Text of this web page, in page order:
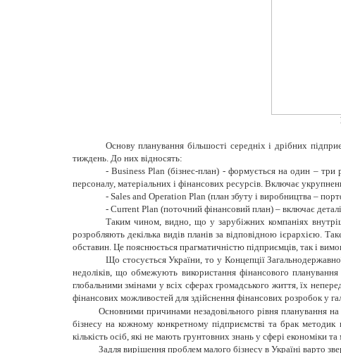
Основу планування більшості середніх і дрібних
тиждень. До них відносять:
- Business Plan (бізнес-план) - формується на один –
персоналу, матеріальних і фінансових ресурсів. Включає
- Sales and Operation Plan (план збуту і виробництва –
- Сurrent Plan (поточний фінансовий план) – включає
Таким чином, видно, що у зарубіжних компаніях
розробляють декілька видів планів за відповідною ієрархією.
обставин. Це пояснюється прагматичністю підприємців, так і
Що стосується України, то у Концепції
недоліків, що обмежують використання фінансового
глобальними змінами у всіх сферах громадського життя, їх
фінансових можливостей для здійснення фінансових розробок у
Основними причинами незадовільного рівня планування на
бізнесу на кожному конкретному підприємстві та брак
кількість осіб, які не мають грунтовних знань у сфері економіки
Задля вирішення проблем малого бізнесу в Україні варто